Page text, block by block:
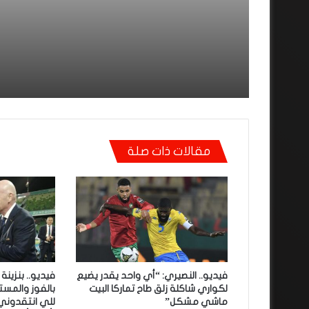
مقالات ذات صلة
فيديو.. النصيري: “أي واحد يقدر يضيع
لكواري شاكلة زلق طاح تماركا البيت
ماشي مشكل”
فيديو..
بالفوز
للي